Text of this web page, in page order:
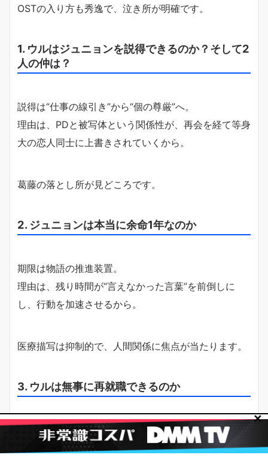
OSTの入り方も秀逸で、泣き所が明確です。
1. ウルはジュニョンを説得できるのか？そして2
人の仲は？
説得は“仕事の線引き”から“個の尊厳”へ。
理由は、PDと被写体という関係性が、再会を経て等身
大の恋人同士に上書きされていくから。
葛藤の落とし所が見どころです。
2. ジュニョンは本当に余命1年なのか
期限は物語の推進装置。
理由は、残り時間が“言えなかった言葉”を前倒しに
し、行動を加速させるから。
医療描写は抑制的で、人間関係に焦点が当たります。
3. ウルは無事に再就職できるのか
再就職は“自分を生きる”覚悟の指標。
理由は、情と仕事の両立という現実的テーマが、恋の
✕